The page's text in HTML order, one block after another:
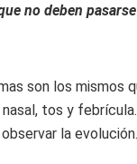
no deben
son los mismos
tos y
la evolución.